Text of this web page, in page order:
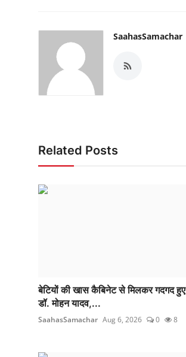
SaahasSamachar
Related Posts
बेटियों की खास कैबिनेट से मिलकर गदगद हुए
डॉ. मोहन यादव,...
SaahasSamachar Aug 6, 2026 0 8